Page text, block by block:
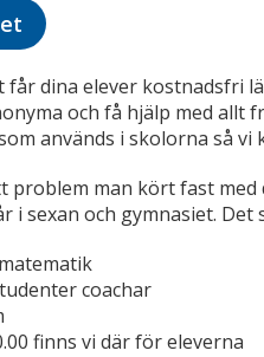
får dina elever kostnadsfri
och få hjälp med
används i skolorna så
problem man kört fast
i sexan och gymnasiet.
coachar
finns vi där för eleverna